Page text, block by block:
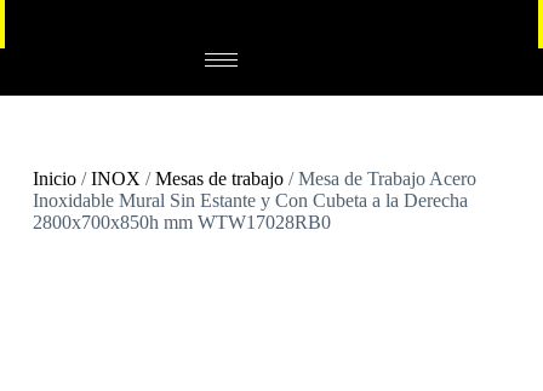
Inicio/INOX /Mesas de trabajo/ Mesa de Trabajo Acero
Inoxidable Mural Sin Estante y Con Cubeta a la Derecha
2800x700x850h mm WTW17028RB0